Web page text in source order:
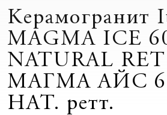
Керамогранит
MAGMA ICE
NATURAL
МАГМА АЙС
НАТ. ретт.